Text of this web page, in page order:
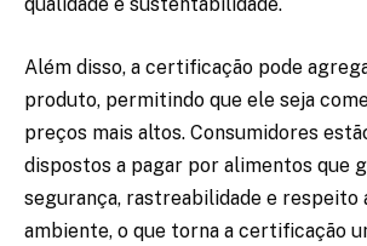
Além disso, a certificação pode
produto, permitindo que ele seja
preços mais altos. Consumidores
dispostos a pagar por alimentos que
segurança, rastreabilidade e respeito
ambiente, o que torna a certificação